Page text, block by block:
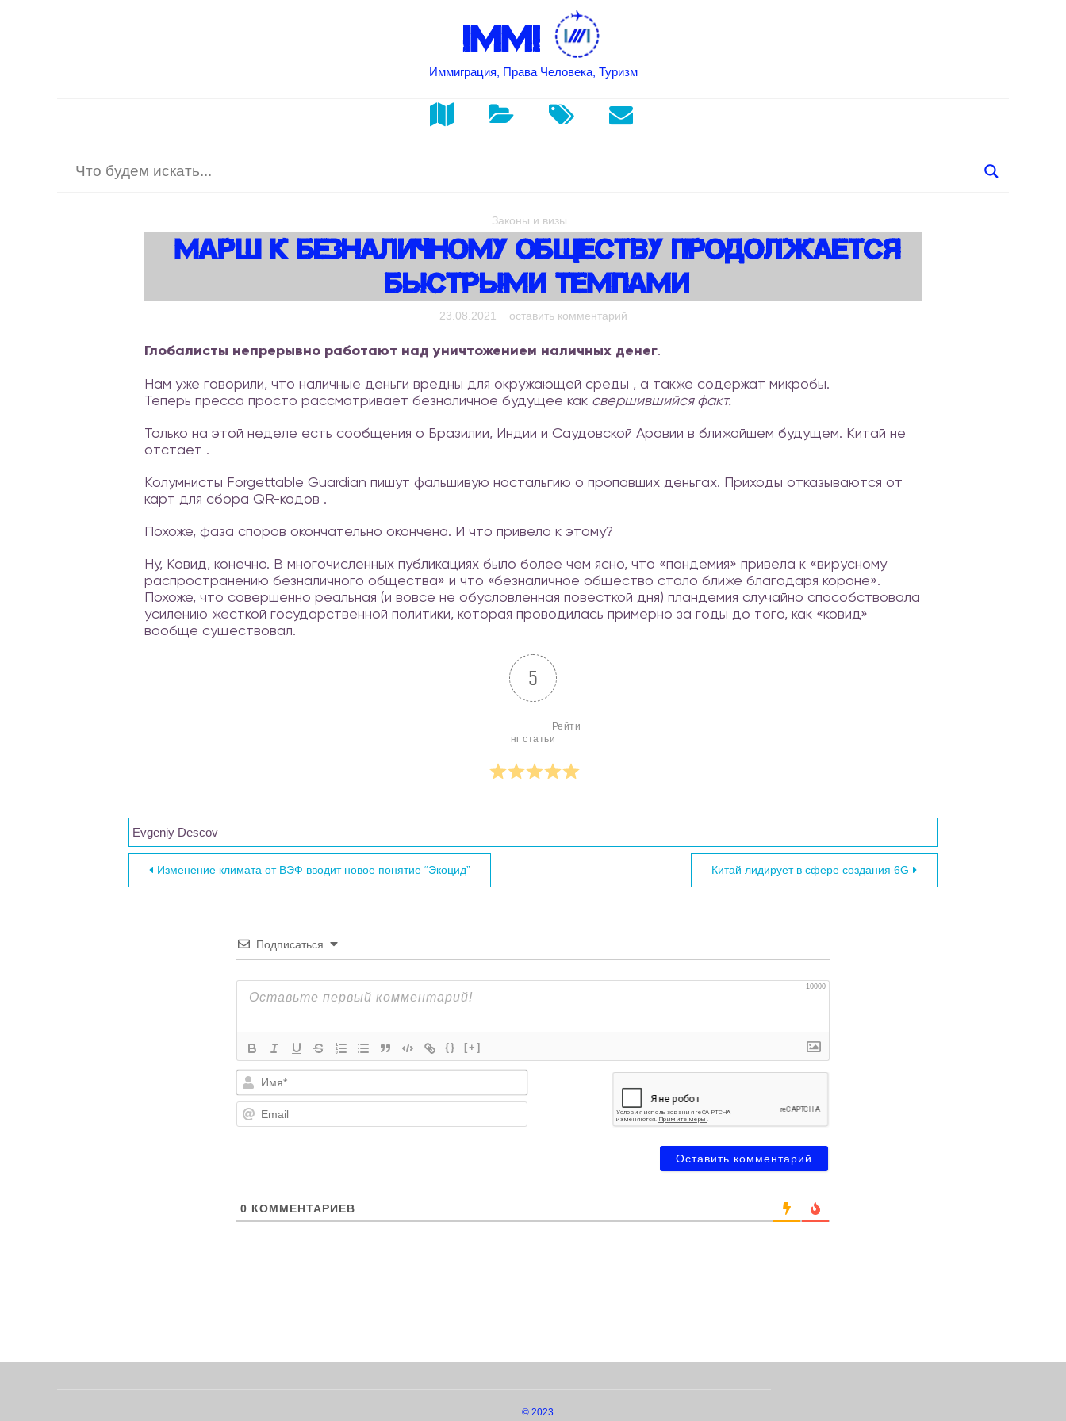
IMMI
Иммиграция, Права Человека, Туризм
Законы и визы
Марш К Безналичному Обществу Продолжается
Быстрыми Темпами
23.08.2021 оставить комментарий
Глобалисты непрерывно работают над уничтожением наличных денег.
Нам уже говорили, что наличные деньги вредны для окружающей среды , а также содержат микробы.
Теперь пресса просто рассматривает безналичное будущее как свершившийся факт.
Только на этой неделе есть сообщения о Бразилии, Индии и Саудовской Аравии в ближайшем будущем. Китай не
отстает .
Колумнисты Forgettable Guardian пишут фальшивую ностальгию о пропавших деньгах. Приходы отказываются от
карт для сбора QR-кодов .
Похоже, фаза споров окончательно окончена. И что привело к этому?
Ну, Ковид, конечно. В многочисленных публикациях было более чем ясно, что «пандемия» привела к «вирусному
распространению безналичного общества» и что «безналичное общество стало ближе благодаря короне».
Похоже, что совершенно реальная (и вовсе не обусловленная повесткой дня) пландемия случайно способствовала
усилению жесткой государственной политики, которая проводилась примерно за годы до того, как «ковид»
вообще существовал.
5
нг статьи
Evgeniy Descov
Навигация по записям
Изменение климата от ВЭФ вводит новое понятие “Экоцид” Китай лидирует в сфере создания 6G
Подписаться
10000
{} [+]
Имя*
Email
0 КОММЕНТАРИЕВ
© 2023